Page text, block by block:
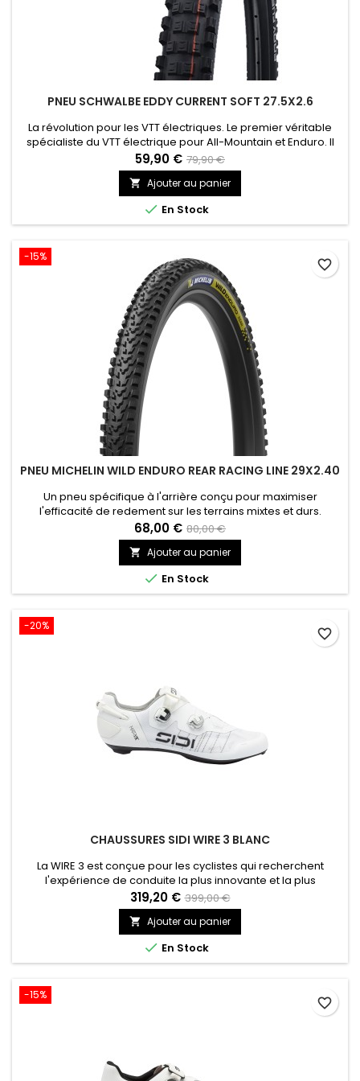
PNEU SCHWALBE EDDY CURRENT SOFT 27.5X2.6
La révolution pour les VTT électriques. Le premier véritable
spécialiste du VTT électrique pour All-Mountain et Enduro. Il
permet une conduite sans compromis même en montée,
génère une accélération féroce ainsi qu’un pilotage
technique sur les sentiers. Il doit son aspect robuste à ses
crampons imposants, plus de gomme et des sections larges.
59,90 € 79,90 €
 Ajouter au panier
 En Stock
-15%
PNEU MICHELIN WILD ENDURO REAR RACING LINE 29X2.40
Un pneu spécifique à l'arrière conçu pour maximiser
l'efficacité de redement sur les terrains mixtes et durs.
Adhérence maximale pour gagner des courses, même à
basse température avec le melange de gommes MICHELIN
Magi-X. Protection optimale contre les crevaisons et les
pincements spécialement développée pour les pilotes de
Coupe du Monde d'Enduro.
68,00 € 80,00 €
 Ajouter au panier
 En Stock
favorite_border
-20%
CHAUSSURES SIDI WIRE 3 BLANC
La WIRE 3 est conçue pour les cyclistes qui recherchent
l'expérience de conduite la plus innovante et la plus
puissante qui soit. La nouvelle tige en Micro Matrix® et Kevlar®
présente des zones de densité différenciées pour une
ventilation optimale et un maintien ciblé. Une semelle
entièrement en carbone (rigidité 11) assure un transfert de
puissance...
319,20 € 399,00 €
 Ajouter au panier
 En Stock
favorite_border
-15%
favorite_border